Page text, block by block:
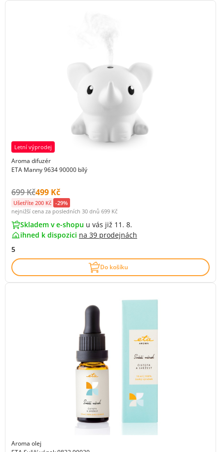
Letní výprodej
Aroma difuzér
ETA Manny 9634 90000 bílý
Původní cena s DPH:
699 KčCena s DPH:
499 Kč
Ušetříte 200 Kč -29%
nejnižší cena za posledních 30 dnů 699 Kč
Skladem v e-shopu u vás již 11. 8.
ihned k dispozici na 39 prodejnách
5
Do košíku
Aroma olej